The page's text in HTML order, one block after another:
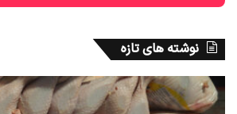
نوشته های تازه